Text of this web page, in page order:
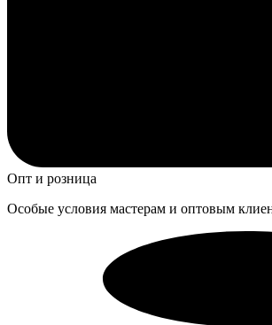
Опт и розница
Особые условия мастерам и оптовым